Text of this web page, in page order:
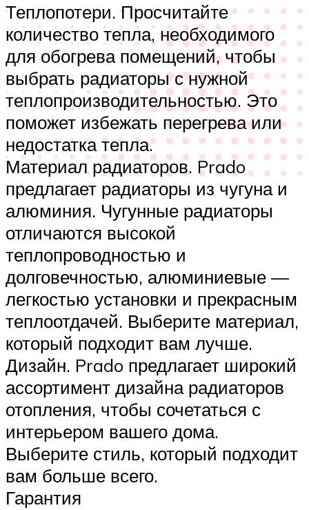
Теплопотери. Просчитайте
количество тепла, необходимого
для обогрева помещений, чтобы
выбрать радиаторы с нужной
теплопроизводительностью. Это
поможет избежать перегрева или
недостатка тепла.
Материал радиаторов. Prado
предлагает радиаторы из чугуна и
алюминия. Чугунные радиаторы
отличаются высокой
теплопроводностью и
долговечностью, алюминиевые —
легкостью установки и прекрасным
теплоотдачей. Выберите материал,
который подходит вам лучше.
Дизайн. Prado предлагает широкий
ассортимент дизайна радиаторов
отопления, чтобы сочетаться с
интерьером вашего дома.
Выберите стиль, который подходит
вам больше всего.
Гарантия